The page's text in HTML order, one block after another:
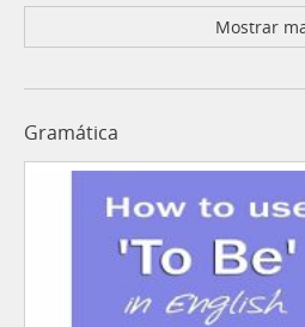
Mostrar
Gramática